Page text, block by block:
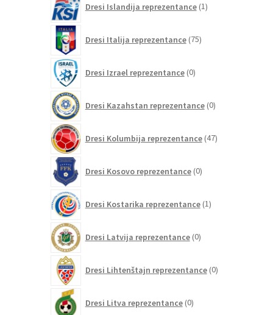
Dresi Islandija reprezentance 1izdelek
Dresi Italija reprezentance 75izdelkov
Dresi Izrael reprezentance 0izdelkov
Dresi Kazahstan reprezentance 0izdelkov
Dresi Kolumbija reprezentance 47izdelkov
Dresi Kosovo reprezentance 0izdelkov
Dresi Kostarika reprezentance 1izdelek
Dresi Latvija reprezentance 0izdelkov
Dresi Lihtenštajn reprezentance 0izdelkov
Dresi Litva reprezentance 0izdelkov